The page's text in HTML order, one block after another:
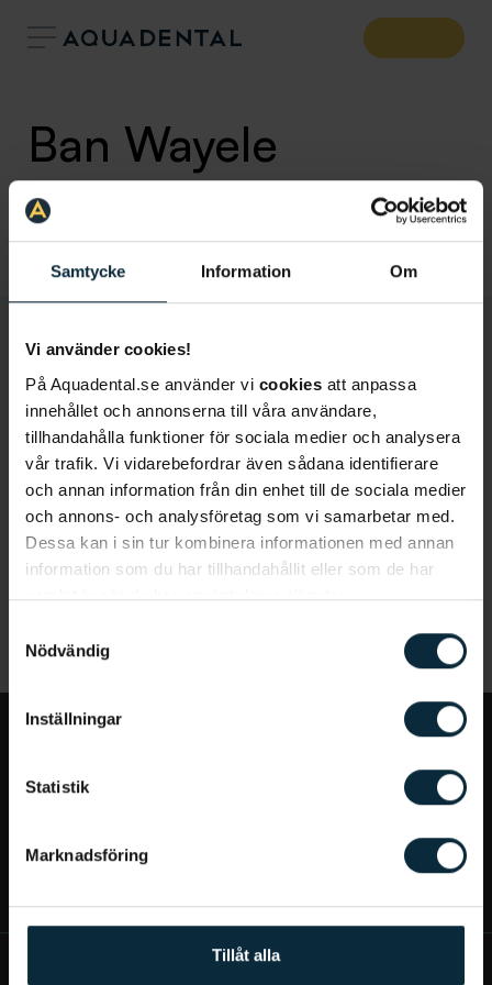
Samtycke Information Om
Vi använder cookies!
På Aquadental.se använder vi cookies att anpassa
innehållet och annonserna till våra användare,
tillhandahålla funktioner för sociala medier och analysera
vår trafik. Vi vidarebefordrar även sådana identifierare
och annan information från din enhet till de sociala medier
och annons- och analysföretag som vi samarbetar med.
Dessa kan i sin tur kombinera informationen med annan
information som du har tillhandahållit eller som de har
samlat in när du har använt deras tjänster.
Nödvändig
Inställningar
Statistik
Marknadsföring
Tillåt alla
Ban Wayele
Tandhygienist
Klinik: